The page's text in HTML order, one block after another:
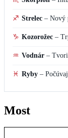
♐ Strelec – Nový
♑ Kozorožec –
♒ Vodnár –
♓ Ryby –
Most